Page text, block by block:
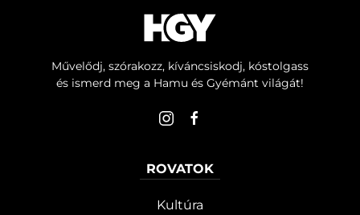
Művelődj, szórakozz, kíváncsiskodj, kóstolgass
és ismerd meg a Hamu és Gyémánt világát!
ROVATOK
Kultúra